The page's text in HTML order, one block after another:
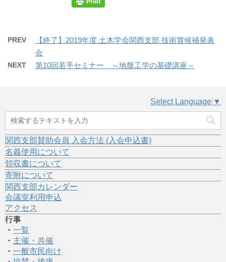
PREV
【終了】2019年度 土木学会関西支部 技術賞候補発表
会
NEXT 第10回若手セミナー ～地盤工学の基礎講座～
Select Language ▼
関西支部賛助会員 入会方法 (入会申込書)
名義使用について
領収書について
寄附について
関西支部カレンダー
会議室利用申込
アクセス
行事
・ 一覧
・ 主催・共催
・ 一般市民向け